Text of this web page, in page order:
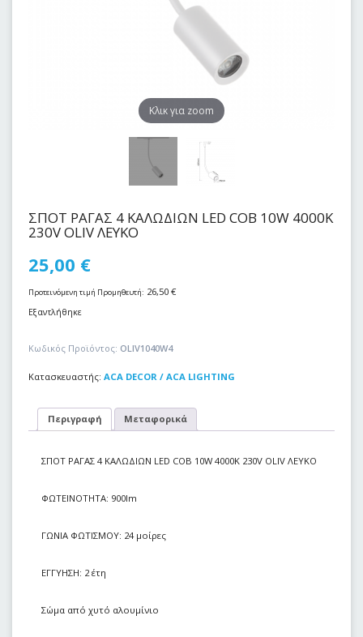
Kλικ για zoom
ΣΠΟΤ ΡΑΓΑΣ 4 ΚΑΛΩΔΙΩΝ LED COB 10W 4000Κ
230V OLIV ΛΕΥΚΟ
25,00 €
Προτεινόμενη τιμή Προμηθευτή: 26,50 €
Εξαντλήθηκε
Κωδικός Προϊόντος: OLIV1040W4
Κατασκευαστής: ACA DECOR / ACA LIGHTING
Περιγραφή Μεταφορικά
ΣΠΟΤ ΡΑΓΑΣ 4 ΚΑΛΩΔΙΩΝ LED COB 10W 4000Κ 230V OLIV ΛΕΥΚΟ
ΦΩΤΕΙΝΟΤΗΤΑ: 900lm
ΓΩΝΙΑ ΦΩΤΙΣΜΟΥ: 24 μοίρες
ΕΓΓΥΗΣΗ: 2 έτη
Σώμα από χυτό αλουμίνιο